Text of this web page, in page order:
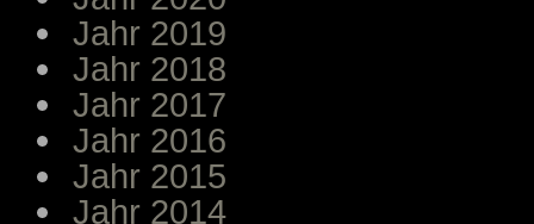
Jahr 2019
Jahr 2018
Jahr 2017
Jahr 2016
Jahr 2015
Jahr 2014